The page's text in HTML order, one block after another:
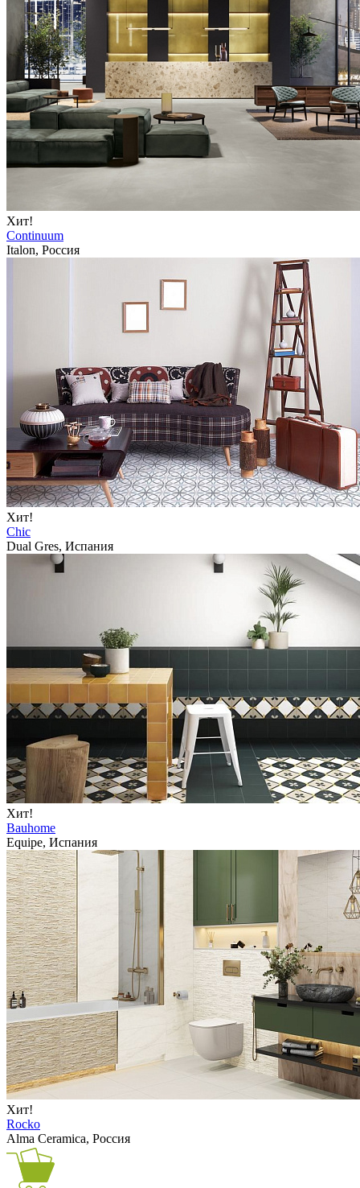
Хит!
Continuum
Italon, Россия
Хит!
Chic
Dual Gres, Испания
Хит!
Bauhome
Equipe, Испания
Хит!
Rocko
Alma Ceramica, Россия